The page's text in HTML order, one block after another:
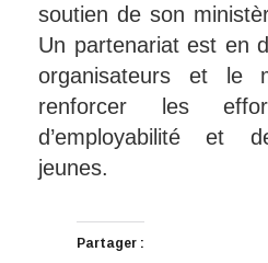
soutien de son
Un partenariat est en
organisateurs et le
renforcer les
d’employabilité et
jeunes.
Partager :